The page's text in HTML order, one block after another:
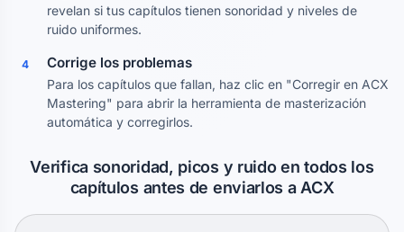
revelan si tus capítulos tienen sonoridad y niveles de
ruido uniformes.
4 Corrige los problemas
Para los capítulos que fallan, haz clic en "Corregir en ACX
Mastering" para abrir la herramienta de masterización
automática y corregirlos.
Verifica sonoridad, picos y ruido en todos los
capítulos antes de enviarlos a ACX